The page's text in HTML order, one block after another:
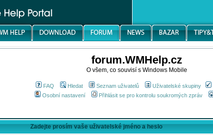
forum.WMHelp.cz
O všem, co souvisí s Windows Mobile
FAQ Hledat Seznam uživatelů Uživatelské skupiny
Osobní nastavení
Přihlásit se pro kontrolu soukromých zpráv
Zadejte prosím vaše uživatelské jméno a heslo